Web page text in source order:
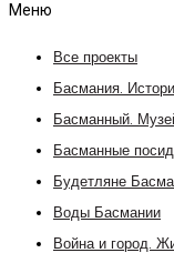
Меню
Все проекты
Басмания.
Басманный.
Басманные
Будетляне
Воды Басмании
Война и город.